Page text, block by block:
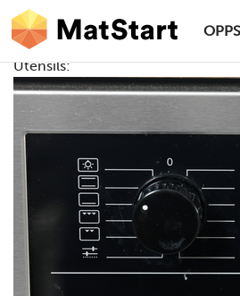
Hopp til hovedinnhold
MatStart
Utensils: